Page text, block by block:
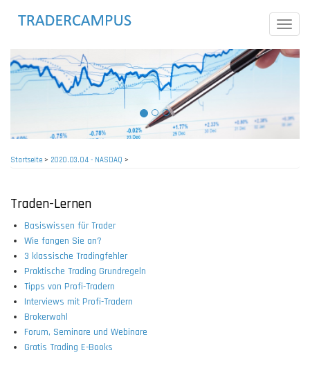
Toggle
Startseite> 2020.03.04 - NASDAQ >
Traden-Lernen
Basiswissen für Trader
Wie fangen Sie an?
3 klassische Tradingfehler
Praktische Trading Grundregeln
Tipps von Profi-Tradern
Interviews mit Profi-Tradern
Brokerwahl
Forum, Seminare und Webinare
Gratis Trading E-Books